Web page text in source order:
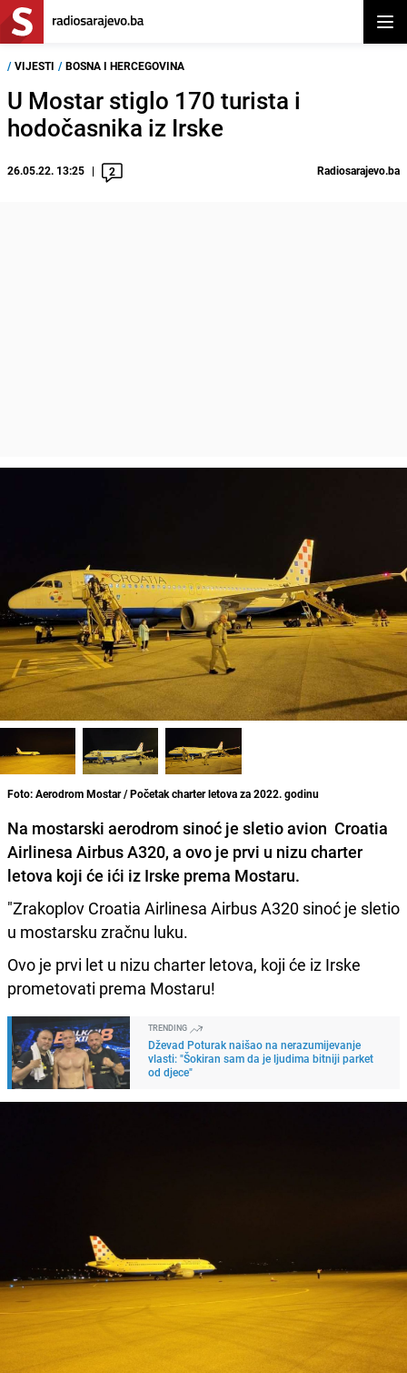
/ VIJESTI / BOSNA I HERCEGOVINA
U Mostar stiglo 170 turista i
hodočasnika iz Irske
26.05.22. 13:25 2 Radiosarajevo.ba
Foto: Aerodrom Mostar / Početak charter letova za 2022. godinu
Na mostarski aerodrom sinoć je sletio avion Croatia
Airlinesa Airbus A320, a ovo je prvi u nizu charter
letova koji će ići iz Irske prema Mostaru.
"Zrakoplov Croatia Airlinesa Airbus A320 sinoć je sletio
u mostarsku zračnu luku.
Ovo je prvi let u nizu charter letova, koji će iz Irske
prometovati prema Mostaru!
TRENDING
Dževad Poturak naišao na nerazumijevanje
vlasti: "Šokiran sam da je ljudima bitniji parket
od djece"